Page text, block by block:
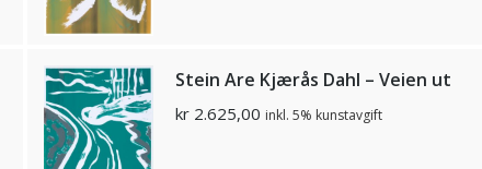
Stein Are Kjærås Dahl – Veien ut
kr2.625,00 inkl. 5% kunstavgift